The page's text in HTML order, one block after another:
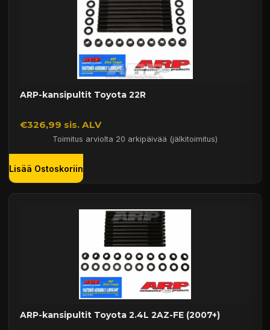
ARP-kansipultit Toyota 22R
€326,99 sis. ALV
Toimitus arviolta 20 arkipäivää (jälkitoimitus)
Lisää Ostoskoriin
ARP-kansipultit Toyota 2.4L 2AZ-FE (2007+)